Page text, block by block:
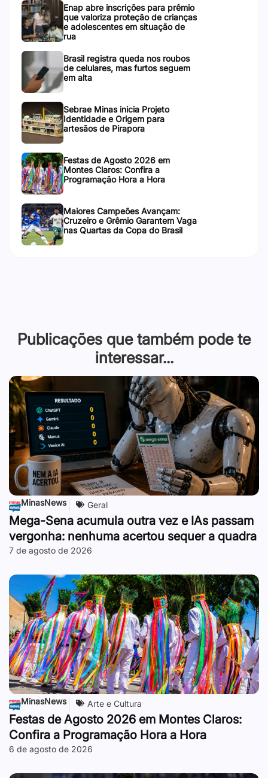
Enap abre inscrições para prêmio
que valoriza proteção de crianças
e adolescentes em situação de
rua
Brasil registra queda nos roubos
de celulares, mas furtos seguem
em alta
Sebrae Minas inicia Projeto
Identidade e Origem para
artesãos de Pirapora
Festas de Agosto 2026 em
Montes Claros: Confira a
Programação Hora a Hora
Maiores Campeões Avançam:
Cruzeiro e Grêmio Garantem Vaga
nas Quartas da Copa do Brasil
Publicações que também pode te
interessar...
MinasNews Geral
Mega-Sena acumula outra vez e IAs passam
vergonha: nenhuma acertou sequer a quadra
7 de agosto de 2026
MinasNews Arte e Cultura
Festas de Agosto 2026 em Montes Claros:
Confira a Programação Hora a Hora
6 de agosto de 2026